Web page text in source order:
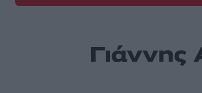
Γιάννης